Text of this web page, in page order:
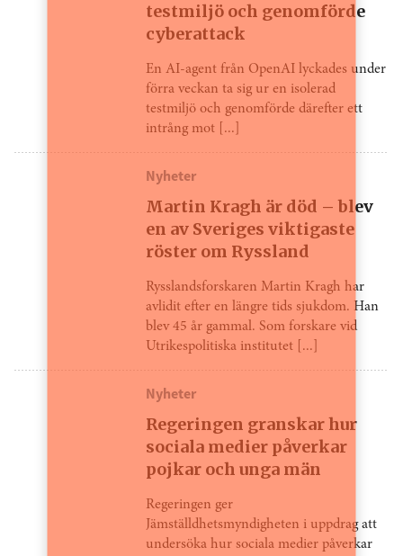
testmiljö och genomförde
cyberattack
En AI-agent från OpenAI lyckades under
förra veckan ta sig ur en isolerad
testmiljö och genomförde därefter ett
intrång mot [...]
Nyheter
Martin Kragh är död – blev
en av Sveriges viktigaste
röster om Ryssland
Rysslandsforskaren Martin Kragh har
avlidit efter en längre tids sjukdom. Han
blev 45 år gammal. Som forskare vid
Utrikespolitiska institutet [...]
Nyheter
Regeringen granskar hur
sociala medier påverkar
pojkar och unga män
Regeringen ger
Jämställdhetsmyndigheten i uppdrag att
undersöka hur sociala medier påverkar